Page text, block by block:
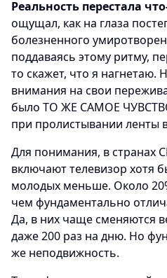
Реальность перестала
ощущал, как на глаза
болезненного
поддаваясь этому ритму,
то скажет, что я нагнетаю.
внимания на свои
было ТО ЖЕ САМОЕ
при пролистывании ленты
Для понимания, в странах
включают телевизор хотя
молодых меньше. Около
чем фундаментально
Да, в них чаще сменяются
даже 200 раз на дню. Но
же неподвижность.